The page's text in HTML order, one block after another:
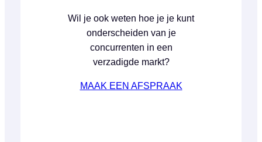
Wil je ook weten hoe je je kunt
onderscheiden van je
concurrenten in een
verzadigde markt?
MAAK EEN AFSPRAAK